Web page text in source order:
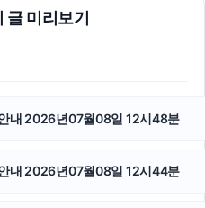
도봉구하수구막힘
인스타 좋아요 늘리기
글 미리보기
내 2026년07월08일 12시48분
내 2026년07월08일 12시44분